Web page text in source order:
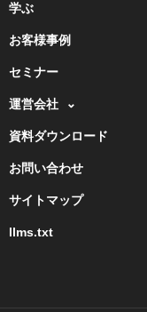
学ぶ
お客様事例
セミナー
運営会社
資料ダウンロード
お問い合わせ
サイトマップ
llms.txt